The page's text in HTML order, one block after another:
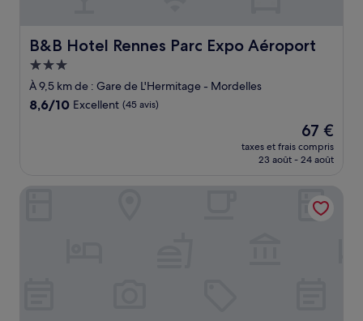
B&B Hotel Rennes Parc Expo Aéroport
B&B Hotel Rennes Parc Expo Aéroport
Hébergement
3.0 étoiles
À 9,5 km de : Gare de L'Hermitage - Mordelles
8.6
8,6/10 Excellent (45 avis)
Le
nouveau
prix
de
67 €
67 €
taxes et frais compris
23 août - 24 août